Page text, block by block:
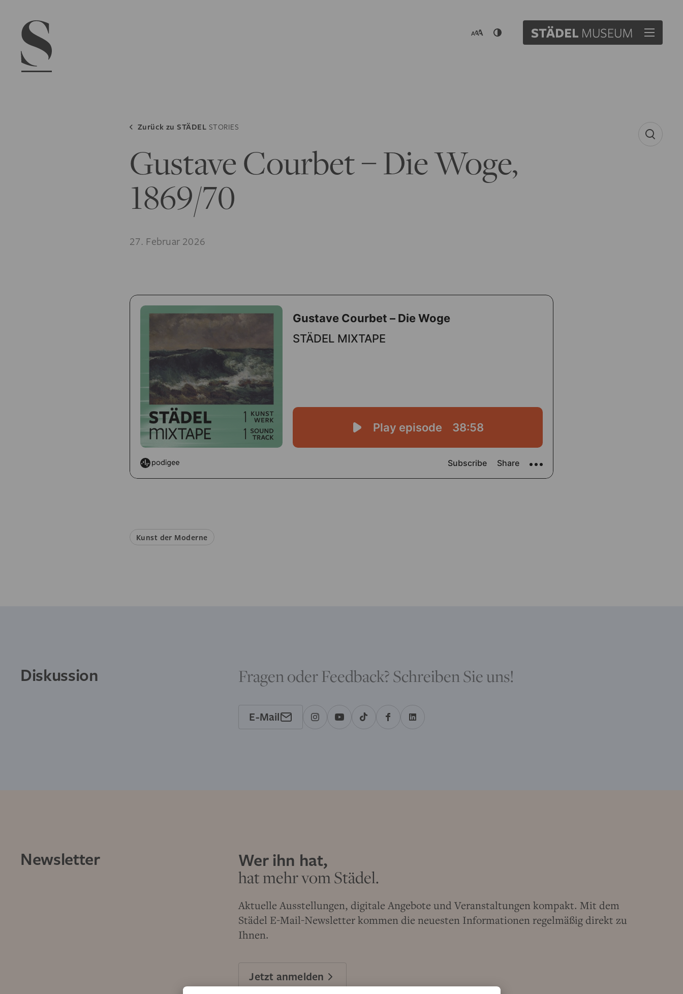
Zurück zuSTÄDEL STORIES
Gustave Courbet – Die Woge,
1869/70
27. Februar 2026
Kunst der Moderne
Diskussion Fragen oder Feedback? Schreiben Sie uns!
E-Mail
Newsletter Wer ihn hat,
hat mehr vom Städel.
Aktuelle Ausstellungen, digitale Angebote und Veranstaltungen kompakt. Mit dem
Städel E-Mail-Newsletter kommen die neuesten Informationen regelmäßig direkt zu
Ihnen.
Jetzt anmelden